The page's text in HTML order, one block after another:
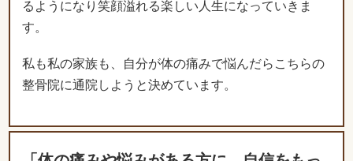
るようになり笑顔溢れる楽しい人生になっていきま
す。
私も私の家族も、自分が体の痛みで悩んだらこちらの
整骨院に通院しようと決めています。